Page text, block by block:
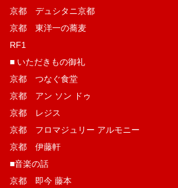
京都 デュシタニ京都
京都 東洋一の蕎麦
RF1
■ いただきもの御礼
京都 つなぐ食堂
京都 アン ソン ドゥ
京都 レジス
京都 フロマジュリー アルモニー
京都 伊藤軒
■音楽の話
京都 即今 藤本